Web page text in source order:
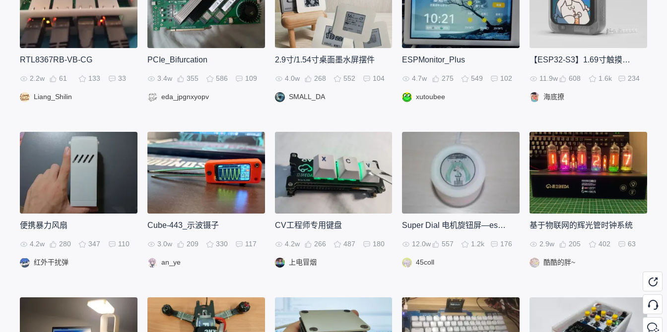
RTL8367RB-VB-CG
2.2w 61 133 33
Liang_Shilin
PCIe_Bifurcation
3.4w 355 586 109
eda_jpgnxyopv
2.9寸/1.54寸桌面墨水屏摆件
4.0w 268 552 104
SMALL_DA
ESPMonitor_Plus
4.7w 275 549 102
xutoubee
【ESP32-S3】1.69寸触摸屏迷你控制器~
11.9w 608 1.6k 234
海底撩
便携暴力风扇
4.2w 280 347 110
红外干扰弹
Cube-443_示波镊子
3.0w 209 330 117
an_ye
CV工程师专用键盘
4.2w 266 487 180
上电冒烟
Super Dial 电机旋钮屏—esp32s3—v2
12.0w 557 1.2k 176
45coll
基于物联网的辉光管时钟系统
2.9w 205 402 63
酷酷的胖~